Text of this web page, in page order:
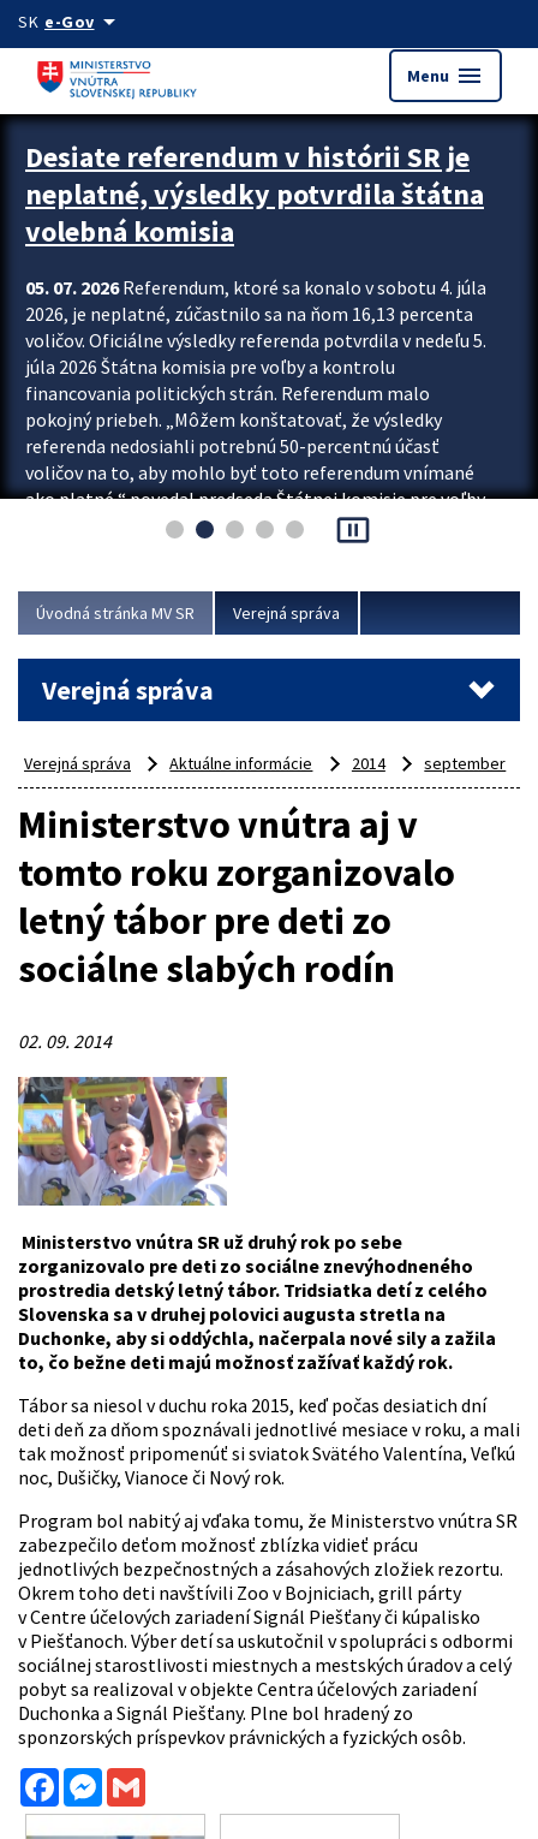
Preskocit na hlavný obsah
SK e-Govarrow_drop_down
Menu menu
Zastavit automatický posun upútavok
Desiate referendum v histórii SR je
neplatné, výsledky potvrdila štátna
volebná komisia
05. 07. 2026Referendum, ktoré sa konalo v sobotu 4. júla
2026, je neplatné, zúčastnilo sa na ňom 16,13 percenta
voličov. Oficiálne výsledky referenda potvrdila v nedeľu 5.
júla 2026 Štátna komisia pre voľby a kontrolu
financovania politických strán. Referendum malo
pokojný priebeh. „Môžem konštatovať, že výsledky
referenda nedosiahli potrebnú 50-percentnú účasť
voličov na to, aby mohlo byť toto referendum vnímané
ako platné,“ povedal predseda Štátnej komisie pre voľby
a kontrolu financovania politických...
pause_presentation
Úvodná stránka MV SR Verejná správa
Verejná správa
Verejná správa Aktuálne informácie 2014 september
Ministerstvo vnútra aj v
tomto roku zorganizovalo
letný tábor pre deti zo
sociálne slabých rodín
02. 09. 2014
Ministerstvo vnútra SR už druhý rok po sebe
zorganizovalo pre deti zo sociálne znevýhodneného
prostredia detský letný tábor. Tridsiatka detí z celého
Slovenska sa v druhej polovici augusta stretla na
Duchonke, aby si oddýchla, načerpala nové sily a zažila
to, čo bežne deti majú možnosť zažívať každý rok.
Tábor sa niesol v duchu roka 2015, keď počas desiatich dní
deti deň za dňom spoznávali jednotlivé mesiace v roku, a mali
tak možnosť pripomenúť si sviatok Svätého Valentína, Veľkú
noc, Dušičky, Vianoce či Nový rok.
Program bol nabitý aj vďaka tomu, že Ministerstvo vnútra SR
zabezpečilo deťom možnosť zblízka vidieť prácu
jednotlivých bezpečnostných a zásahových zložiek rezortu.
Okrem toho deti navštívili Zoo v Bojniciach, grill párty
v Centre účelových zariadení Signál Piešťany či kúpalisko
v Piešťanoch. Výber detí sa uskutočnil v spolupráci s odbormi
sociálnej starostlivosti miestnych a mestských úradov a celý
pobyt sa realizoval v objekte Centra účelových zariadení
Duchonka a Signál Piešťany. Plne bol hradený zo
sponzorských príspevkov právnických a fyzických osôb.
FacebookMessenger